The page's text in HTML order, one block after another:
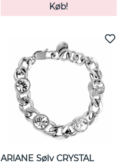
Køb!
ARIANE Sølv CRYSTAL